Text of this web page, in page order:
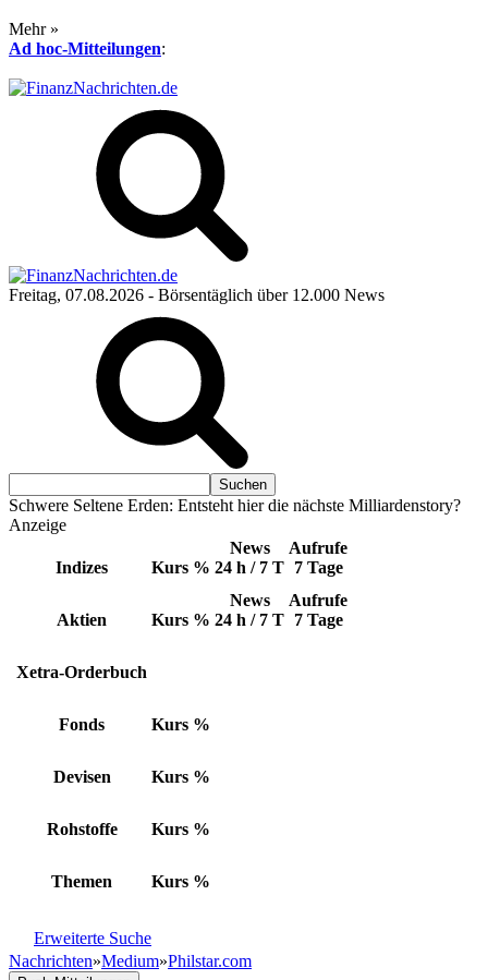
Mehr »
Ad hoc-Mitteilungen:
Freitag, 07.08.2026 - Börsentäglich über 12.000 News
Schwere Seltene Erden: Entsteht hier die nächste Milliardenstory?
Anzeige
Indizes Kurs %
News
24 h / 7 T
Aufrufe
7 Tage
Aktien Kurs %
News
24 h / 7 T
Aufrufe
7 Tage
Xetra-Orderbuch
Fonds Kurs %
Devisen Kurs %
Rohstoffe Kurs %
Themen Kurs %
Erweiterte Suche
Nachrichten»Medium»Philstar.com